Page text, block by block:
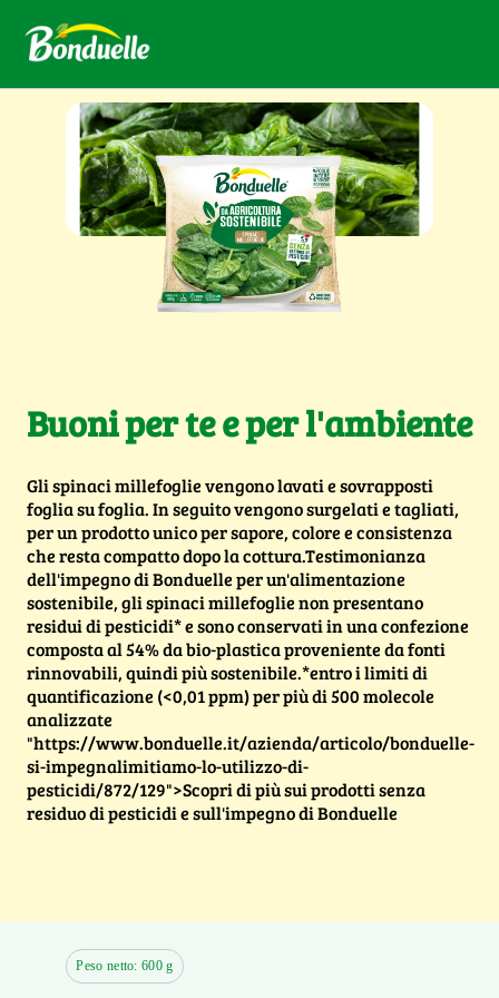
Buoni per te e per l'ambiente
Gli spinaci millefoglie vengono lavati e sovrapposti
foglia su foglia. In seguito vengono surgelati e tagliati,
per un prodotto unico per sapore, colore e consistenza
che resta compatto dopo la cottura.Testimonianza
dell'impegno di Bonduelle per un'alimentazione
sostenibile, gli spinaci millefoglie non presentano
residui di pesticidi* e sono conservati in una confezione
composta al 54% da bio-plastica proveniente da fonti
rinnovabili, quindi più sostenibile.*entro i limiti di
quantificazione (<0,01 ppm) per più di 500 molecole
analizzate
"https://www.bonduelle.it/azienda/articolo/bonduelle-
si-impegnalimitiamo-lo-utilizzo-di-
pesticidi/872/129">Scopri di più sui prodotti senza
residuo di pesticidi e sull'impegno di Bonduelle
Peso netto: 600 g